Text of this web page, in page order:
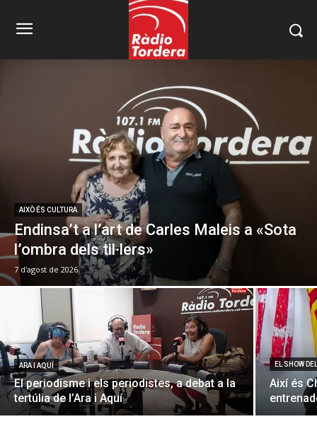
AIXÒ ÉS CULTURA
Endinsa’t a l’art de Carles Maleis a «Sota
l’ombra dels til·lers»
7 d'agost de 2026
ARA I AQUÍ
El periodisme i els periodistes, a debat a la
tertúlia de l’Ara i Aquí
EL SHOW
Així és